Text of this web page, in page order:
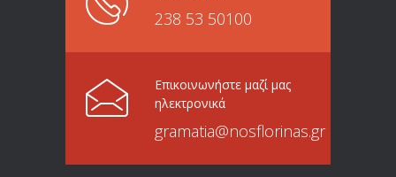
238 53 50100
Επικοινωνήστε μαζί μας
ηλεκτρονικά
gramatia@nosflorinas.gr